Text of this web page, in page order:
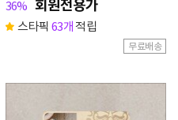
36% 회원전용가
스타픽 63개적립
무료배송